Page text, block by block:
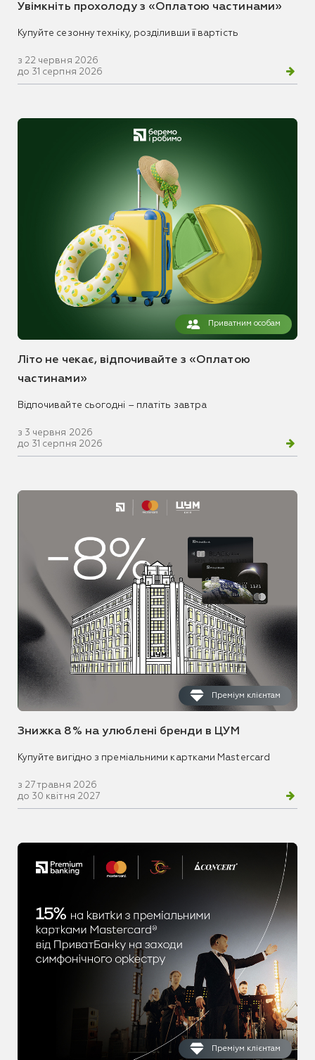
Увімкніть прохолоду з «Оплатою частинами»
Купуйте сезонну техніку, розділивши її вартість
з 22 червня 2026
до 31 серпня 2026
Приватним особам
Літо не чекає, відпочивайте з «Оплатою
частинами»
Відпочивайте сьогодні – платіть завтра
з 3 червня 2026
до 31 серпня 2026
Преміум клієнтам
Знижка 8% на улюблені бренди в ЦУМ
Купуйте вигідно з преміальними картками Mastercard
з 27 травня 2026
до 30 квітня 2027
Преміум клієнтам